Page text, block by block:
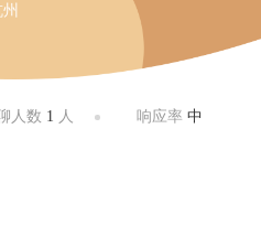
人数 1 人 响应率中